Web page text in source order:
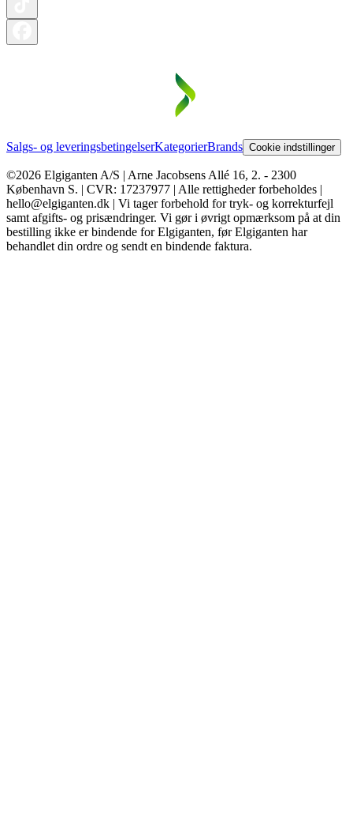
Salgs- og leveringsbetingelserKategorierBrands Cookie indstillinger
©2026 Elgiganten A/S | Arne Jacobsens Allé 16, 2. - 2300
København S. | CVR: 17237977 | Alle rettigheder forbeholdes |
hello@elgiganten.dk | Vi tager forbehold for tryk- og korrekturfejl
samt afgifts- og prisændringer. Vi gør i øvrigt opmærksom på at din
bestilling ikke er bindende for Elgiganten, før Elgiganten har
behandlet din ordre og sendt en bindende faktura.